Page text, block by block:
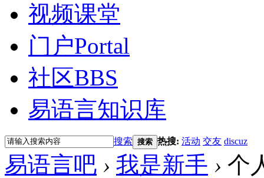
视频课堂
门户Portal
社区BBS
易语言知识库
搜索 搜索 热搜: 活动 交友 discuz
易语言吧 › 我是新手 › 个